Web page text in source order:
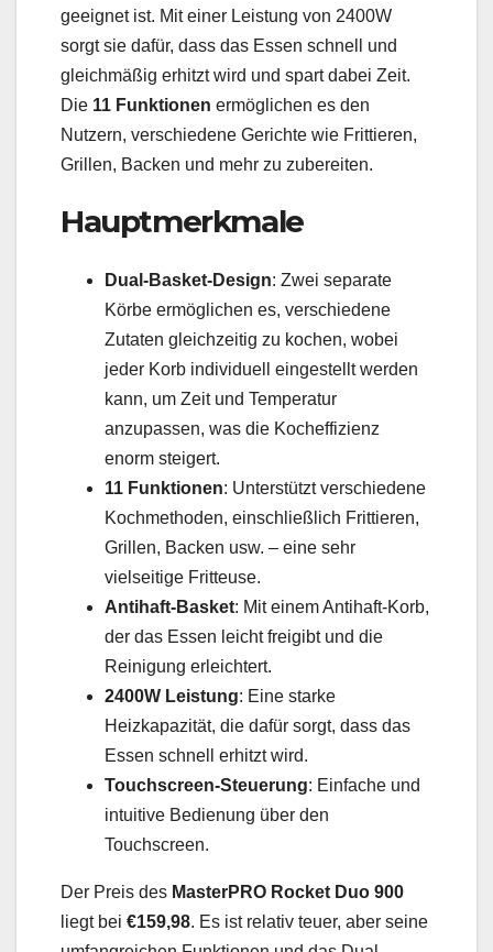
geeignet ist. Mit einer Leistung von 2400W
sorgt sie dafür, dass das Essen schnell und
gleichmäßig erhitzt wird und spart dabei Zeit.
Die 11 Funktionen ermöglichen es den
Nutzern, verschiedene Gerichte wie Frittieren,
Grillen, Backen und mehr zu zubereiten.
Hauptmerkmale
Dual-Basket-Design: Zwei separate
Körbe ermöglichen es, verschiedene
Zutaten gleichzeitig zu kochen, wobei
jeder Korb individuell eingestellt werden
kann, um Zeit und Temperatur
anzupassen, was die Kocheffizienz
enorm steigert.
11 Funktionen: Unterstützt verschiedene
Kochmethoden, einschließlich Frittieren,
Grillen, Backen usw. – eine sehr
vielseitige Fritteuse.
Antihaft-Basket: Mit einem Antihaft-Korb,
der das Essen leicht freigibt und die
Reinigung erleichtert.
2400W Leistung: Eine starke
Heizkapazität, die dafür sorgt, dass das
Essen schnell erhitzt wird.
Touchscreen-Steuerung: Einfache und
intuitive Bedienung über den
Touchscreen.
Der Preis des MasterPRO Rocket Duo 900
liegt bei €159,98. Es ist relativ teuer, aber seine